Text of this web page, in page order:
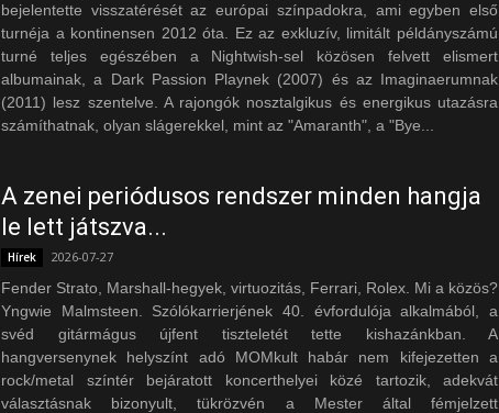
bejelentette visszatérését az európai színpadokra, ami egyben első
turnéja a kontinensen 2012 óta. Ez az exkluzív, limitált példányszámú
turné teljes egészében a Nightwish-sel közösen felvett elismert
albumainak, a Dark Passion Playnek (2007) és az Imaginaerumnak
(2011) lesz szentelve. A rajongók nosztalgikus és energikus utazásra
számíthatnak, olyan slágerekkel, mint az "Amaranth", a "Bye...
A zenei periódusos rendszer minden hangja
le lett játszva...
Hírek 2026-07-27
Fender Strato, Marshall-hegyek, virtuozitás, Ferrari, Rolex. Mi a közös?
Yngwie Malmsteen. Szólókarrierjének 40. évfordulója alkalmából, a
svéd gitármágus újfent tiszteletét tette kishazánkban. A
hangversenynek helyszínt adó MOMkult habár nem kifejezetten a
rock/metal színtér bejáratott koncerthelyei közé tartozik, adekvát
választásnak bizonyult, tükrözvén a Mester által fémjelzett